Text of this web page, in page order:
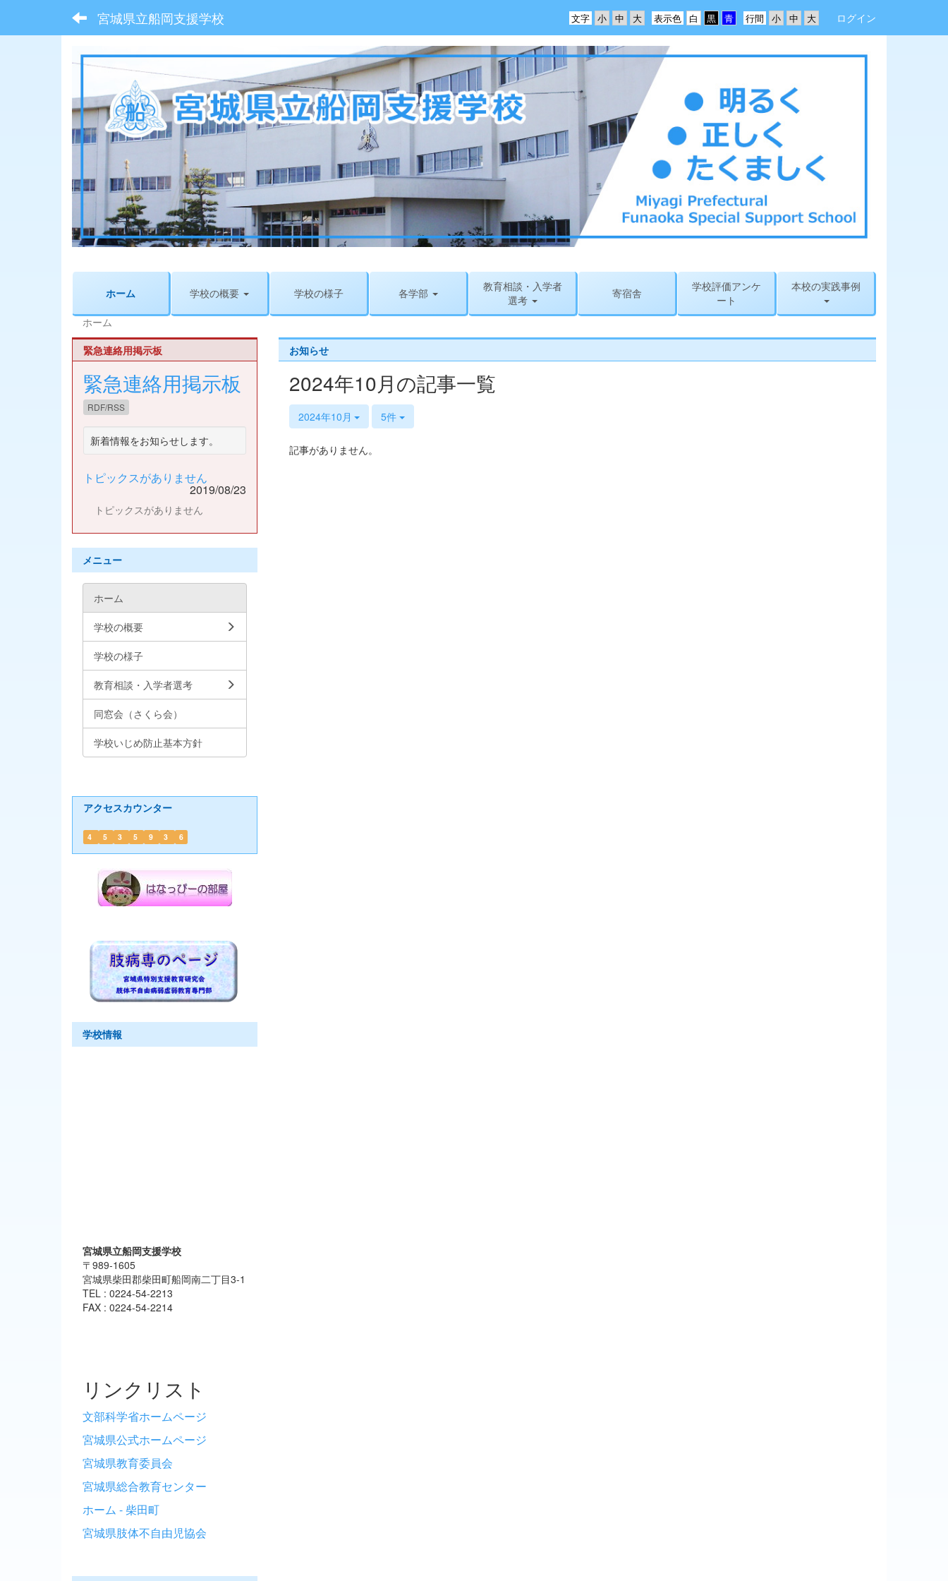
宮城県立船岡支援学校 行間
表示色
文字 ログイン
ホーム 学校の概要 学校の様子 各学部
教育相談・入学者
選考
寄宿舎
学校評価アンケ
ート
本校の実践事例
ホーム
お知らせ
2024年10月の記事一覧
2024年10月 5件
記事がありません。
緊急連絡用掲示板
緊急連絡用掲示板
RDF/RSS
新着情報をお知らせします。
トピックスがありません
2019/08/23
トピックスがありません
メニュー
ホーム
学校の概要
学校の様子
教育相談・入学者選考
同窓会（さくら会）
学校いじめ防止基本方針
アクセスカウンター
4 5 3 5 9 3 6
学校情報
宮城県立船岡支援学校
〒989-1605
宮城県柴田郡柴田町船岡南二丁目3-1
TEL : 0224-54-2213
FAX : 0224-54-2214
リンクリスト
文部科学省ホームページ
宮城県公式ホームページ
宮城県教育委員会
宮城県総合教育センター
ホーム - 柴田町
宮城県肢体不自由児協会